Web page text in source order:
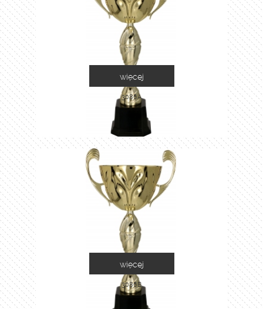
3086A
więcej
3086B
więcej